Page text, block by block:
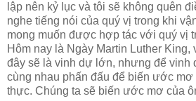
lập nên kỷ lục và tôi sẽ không quên
nghe tiếng nói của quý vị trong khi
mong muốn được hợp tác với quý vị
Hôm nay là Ngày Martin Luther King,
đây sẽ là vinh dự lớn, nhưng để vinh
cùng nhau phấn đấu để biến ước mơ
thực. Chúng ta sẽ biến ước mơ của